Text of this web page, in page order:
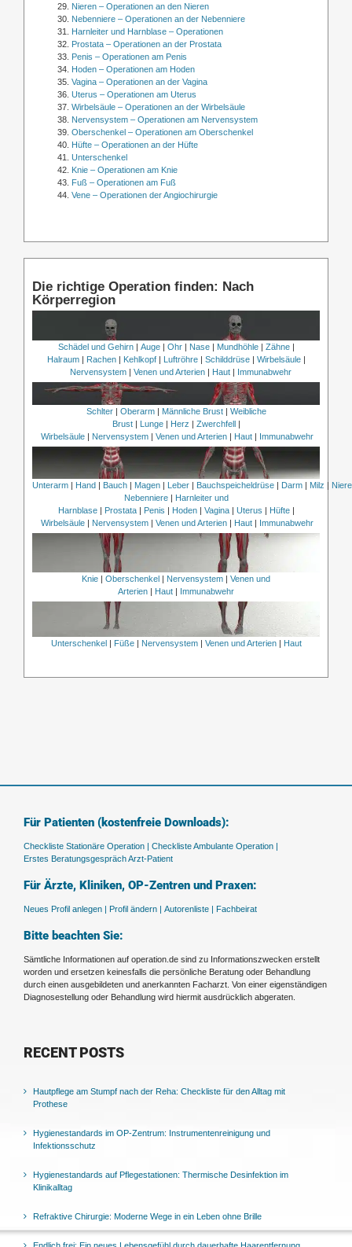
Nieren – Operationen an den Nieren
Nebenniere – Operationen an der Nebenniere
Harnleiter und Harnblase – Operationen
Prostata – Operationen an der Prostata
Penis – Operationen am Penis
Hoden – Operationen am Hoden
Vagina – Operationen an der Vagina
Uterus – Operationen am Uterus
Wirbelsäule – Operationen an der Wirbelsäule
Nervensystem – Operationen am Nervensystem
Oberschenkel – Operationen am Oberschenkel
Hüfte – Operationen an der Hüfte
Unterschenkel
Knie – Operationen am Knie
Fuß – Operationen am Fuß
Vene – Operationen der Angiochirurgie
Die richtige Operation finden: Nach
Körperregion
Schädel und Gehirn| Auge| Ohr| Nase| Mundhöhle| Zähne|
Halraum| Rachen| Kehlkopf| Luftröhre| Schilddrüse| Wirbelsäule|
Nervensystem | Venen und Arterien | Haut | Immunabwehr
Schlter| Oberarm| Männliche Brust| Weibliche
Brust| Lunge| Herz | Zwerchfell|
Wirbelsäule | Nervensystem | Venen und Arterien | Haut | Immunabwehr
Unterarm| Hand| Bauch| Magen| Leber| Bauchspeicheldrüse| Darm| Milz |
Nebenniere| Harnleiter und
Harnblase| Prostata| Penis | Hoden| Vagina| Uterus | Hüfte|
Wirbelsäule | Nervensystem | Venen und Arterien | Haut | Immunabwehr
Knie Oberschenkel Nervensystem
Venen und
Arterien
Haut Immunabwehr
Unterschenkel Füße| Nervensystem| Venen und Arterien| Haut
Für Patienten (kostenfreie Downloads):
Checkliste Stationäre Operation | Checkliste Ambulante Operation |
Erstes Beratungsgespräch Arzt-Patient
Für Ärzte, Kliniken, OP-Zentren und Praxen:
Neues Profil anlegen | Profil ändern | Autorenliste | Fachbeirat
Bitte beachten Sie:
Sämtliche Informationen auf operation.de sind zu Informationszwecken erstellt
worden und ersetzen keinesfalls die persönliche Beratung oder Behandlung
durch einen ausgebildeten und anerkannten Facharzt. Von einer eigenständigen
Diagnosestellung oder Behandlung wird hiermit ausdrücklich abgeraten.
RECENT POSTS
Hautpflege am Stumpf nach der Reha: Checkliste für den Alltag mit
Prothese
Hygienestandards im OP-Zentrum: Instrumentenreinigung und
Infektionsschutz
Hygienestandards auf Pflegestationen: Thermische Desinfektion im
Klinikalltag
Refraktive Chirurgie: Moderne Wege in ein Leben ohne Brille